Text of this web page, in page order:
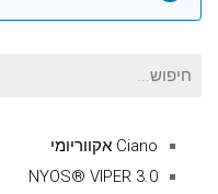
חיפוש
Ciano אקווריומי
NYOS® VIPER 3.0